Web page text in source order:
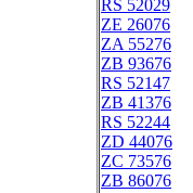
RS 52029
ZE 26076
ZA 55276
ZB 93676
RS 52147
ZB 41376
RS 52244
ZD 44076
ZC 73576
ZB 86076